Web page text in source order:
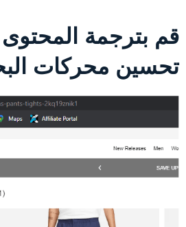
قم بترجمة
تحسين محركات